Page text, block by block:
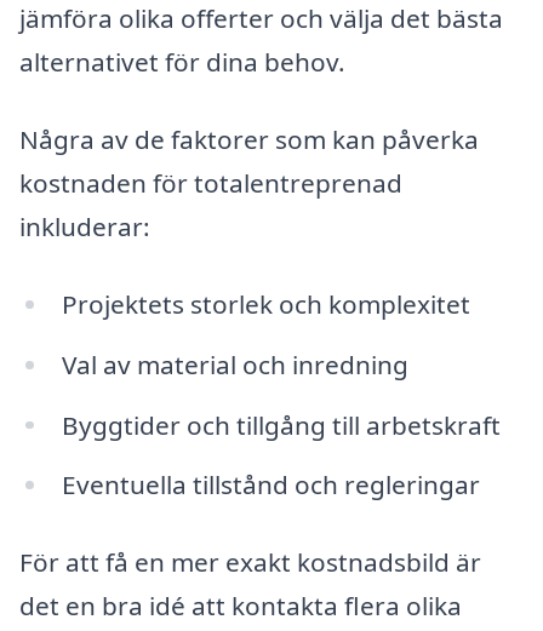
jämföra olika offerter och välja det bästa
alternativet för dina behov.
Några av de faktorer som kan påverka
kostnaden för totalentreprenad
inkluderar:
Projektets storlek och komplexitet
Val av material och inredning
Byggtider och tillgång till arbetskraft
Eventuella tillstånd och regleringar
För att få en mer exakt kostnadsbild är
det en bra idé att kontakta flera olika